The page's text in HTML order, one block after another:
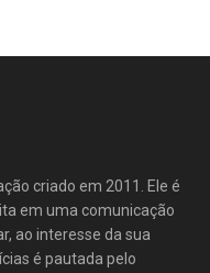
criado em 2011. Ele é
em uma comunicação
ao interesse da sua
é pautada pelo